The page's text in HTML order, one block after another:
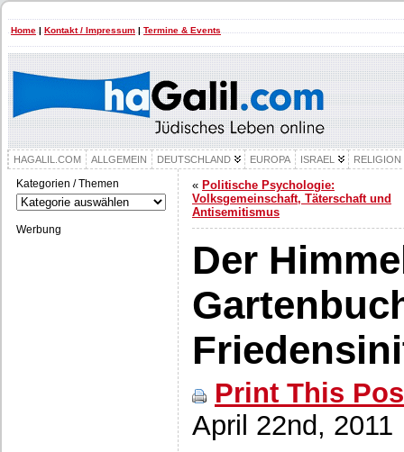
Home | Kontakt / Impressum | Termine & Events
HAGALIL.COM ALLGEMEIN DEUTSCHLAND EUROPA ISRAEL RELIGION
Kategorien / Themen
Kategorien
/
Themen
Werbung
« Politische Psychologie:
Volksgemeinschaft, Täterschaft und
Antisemitismus
Der
Print This
April 22nd, 2011